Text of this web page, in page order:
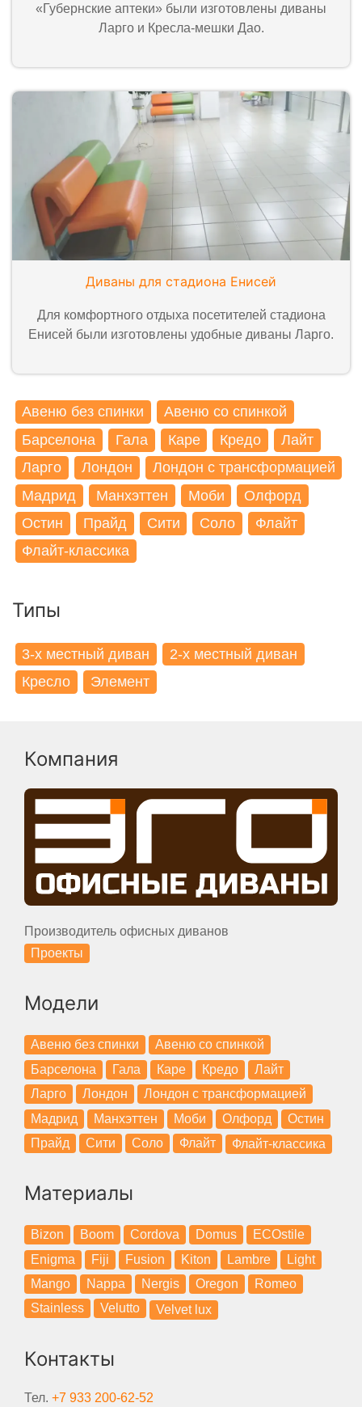
«Губернские аптеки» были изготовлены диваны
Ларго и Кресла-мешки Дао.
Диваны для стадиона Енисей
Для комфортного отдыха посетителей стадиона
Енисей были изготовлены удобные диваны Ларго.
Авеню без спинки
Авеню со спинкой
Барселона
Гала Каре Кредо
Лайт
Ларго
Лондон
Лондон с трансформацией
Мадрид
Манхэттен Моби
Олфорд
Остин
Прайд Сити Соло
Флайт
Флайт-классика
Типы
3-x местный диван
2-x местный диван
Кресло
Элемент
Компания
Производитель офисных диванов
Проекты
Модели
Авеню без спинки
Авеню со спинкой
Барселона
Гала Каре Кредо
Лайт
Ларго
Лондон
Лондон с трансформацией
Мадрид
Манхэттен Моби Олфорд
Остин
Прайд
Сити Соло Флайт Флайт-классика
Материалы
Bizon Boom Cordova Domus
ECOstile
Enigma
Fiji Fusion Kiton Lambre
Light
Mango
Nappa Nergis Oregon
Romeo
Stainless
Velutto Velvet lux
Контакты
Тел. +7 933 200-62-52